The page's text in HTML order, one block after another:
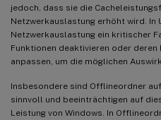
jedoch, dass sie die
Netzwerkauslastung erhöht wird. In
Netzwerkauslastung ein kritischer
Funktionen deaktivieren oder
anpassen, um die möglichen
Insbesondere sind Offlineordner
sinnvoll und beeinträchtigen auf
Leistung von Windows. In